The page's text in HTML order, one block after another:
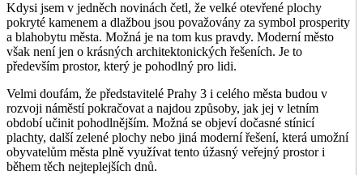
Kdysi jsem v jedněch novinách četl, že velké otevřené plochy
pokryté kamenem a dlažbou jsou považovány za symbol prosperity
a blahobytu města. Možná je na tom kus pravdy. Moderní město
však není jen o krásných architektonických řešeních. Je to
především prostor, který je pohodlný pro lidi.
Velmi doufám, že představitelé Prahy 3 i celého města budou v
rozvoji náměstí pokračovat a najdou způsoby, jak jej v letním
období učinit pohodlnějším. Možná se objeví dočasné stínicí
plachty, další zelené plochy nebo jiná moderní řešení, která umožní
obyvatelům města plně využívat tento úžasný veřejný prostor i
během těch nejteplejších dnů.